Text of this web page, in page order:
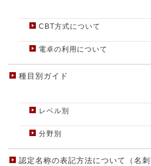
CBT方式について
電卓の利用について
種目別ガイド
レベル別
分野別
認定名称の表記方法について（名刺